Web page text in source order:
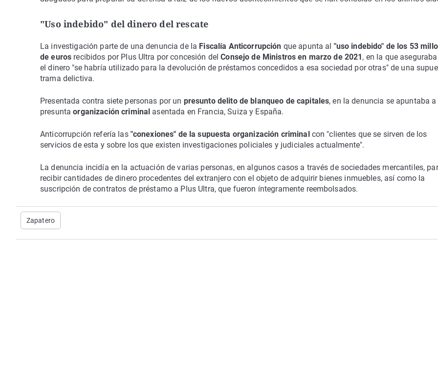
"Uso indebido" del dinero del rescate
La investigación parte de una denuncia de la Fiscalía Anticorrupción que apunta al "uso indebido" de los 53
de euros recibidos por Plus Ultra por concesión delConsejo de Ministros en marzo de 2021 , en la que
el dinero "se habría utilizado para la devolución de préstamos concedidos a esa sociedad por otras" de una
trama delictiva.
Presentada contra siete personas por un presunto delito de blanqueo de capitales, en la denuncia se apuntaba
presunta organización criminal asentada en Francia, Suiza y España.
Anticorrupción refería las "conexiones" de la supuesta organización criminal con "clientes que se sirven de los
servicios de esta y sobre los que existen investigaciones policiales y judiciales actualmente".
La denuncia incidía en la actuación de varias personas, en algunos casos a través de sociedades mercantiles,
recibir cantidades de dinero procedentes del extranjero con el objeto de adquirir bienes inmuebles, así como la
suscripción de contratos de préstamo a Plus Ultra, que fueron íntegramente reembolsados.
Zapatero